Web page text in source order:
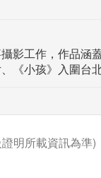
影工作，作品涵
《小孩》入圍台
明所載資訊為準)